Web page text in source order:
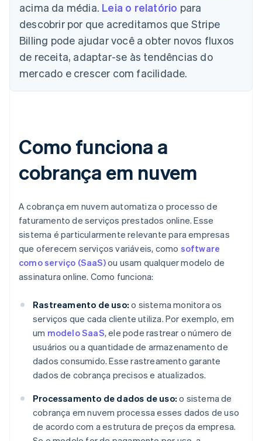
acima da média. Leia o relatório para
descobrir por que acreditamos que Stripe
Billing pode ajudar você a obter novos fluxos
de receita, adaptar-se às tendências do
mercado e crescer com facilidade.
Como funciona a
cobrança em nuvem
A cobrança em nuvem automatiza o processo de
faturamento de serviços prestados online. Esse
sistema é particularmente relevante para empresas
que oferecem serviços variáveis, como software
como serviço (SaaS)ou usam qualquer modelo de
assinatura online. Como funciona:
Rastreamento de uso: o sistema monitora os
serviços que cada cliente utiliza. Por exemplo, em
um modelo SaaS, ele pode rastrear o número de
usuários ou a quantidade de armazenamento de
dados consumido. Esse rastreamento garante
dados de cobrança precisos e atualizados.
Processamento de dados de uso: o sistema de
cobrança em nuvem processa esses dados de uso
de acordo com a estrutura de preços da empresa.